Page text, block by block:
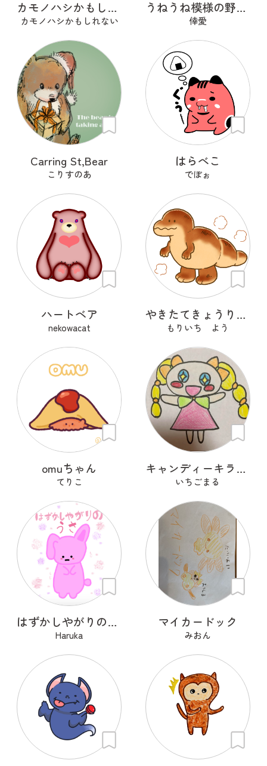
カモノハシかもしれない
カモノハシかもしれない
うねうね模様の野良猫
倖愛
Carring St,Bear
こりすのあ
はらべこ
でぼぉ
ハートベア
nekowacat
やきたてきょうりゅうディノパン
もりいち よう
omuちゃん
てりこ
キャンディーキラキラ
いちごまる
はずかしやがりのうさ
Haruka
マイカードック
みおん